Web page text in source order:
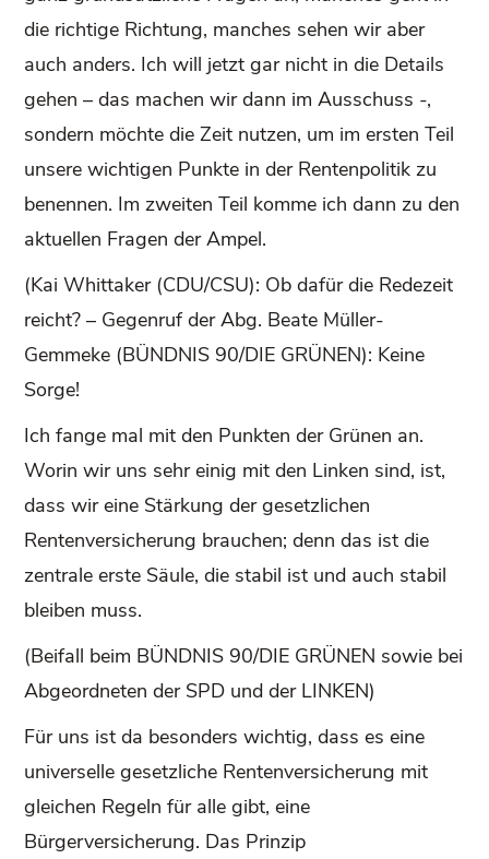
die richtige Richtung, manches sehen wir aber
auch anders. Ich will jetzt gar nicht in die Details
gehen – das machen wir dann im Ausschuss -,
sondern möchte die Zeit nutzen, um im ersten Teil
unsere wichtigen Punkte in der Rentenpolitik zu
benennen. Im zweiten Teil komme ich dann zu den
aktuellen Fragen der Ampel.
(Kai Whittaker (CDU/CSU): Ob dafür die Redezeit
reicht? – Gegenruf der Abg. Beate Müller-
Gemmeke (BÜNDNIS 90/DIE GRÜNEN): Keine
Sorge!
Ich fange mal mit den Punkten der Grünen an.
Worin wir uns sehr einig mit den Linken sind, ist,
dass wir eine Stärkung der gesetzlichen
Rentenversicherung brauchen; denn das ist die
zentrale erste Säule, die stabil ist und auch stabil
bleiben muss.
(Beifall beim BÜNDNIS 90/DIE GRÜNEN sowie bei
Abgeordneten der SPD und der LINKEN)
Für uns ist da besonders wichtig, dass es eine
universelle gesetzliche Rentenversicherung mit
gleichen Regeln für alle gibt, eine
Bürgerversicherung. Das Prinzip